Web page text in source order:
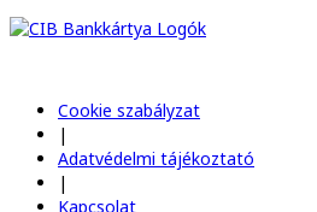
Cookie szabályzat
|
Adatvédelmi tájékoztató
|
Kapcsolat